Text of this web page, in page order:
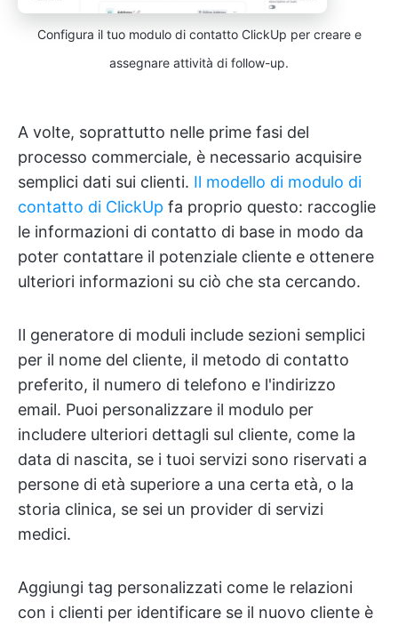
Configura il tuo modulo di contatto ClickUp per creare e
assegnare attività di follow-up.
A volte, soprattutto nelle prime fasi del
processo commerciale, è necessario acquisire
semplici dati sui clienti. Il modello di modulo di
contatto di ClickUp fa proprio questo: raccoglie
le informazioni di contatto di base in modo da
poter contattare il potenziale cliente e ottenere
ulteriori informazioni su ciò che sta cercando.
Il generatore di moduli include sezioni semplici
per il nome del cliente, il metodo di contatto
preferito, il numero di telefono e l'indirizzo
email. Puoi personalizzare il modulo per
includere ulteriori dettagli sul cliente, come la
data di nascita, se i tuoi servizi sono riservati a
persone di età superiore a una certa età, o la
storia clinica, se sei un provider di servizi
medici.
Aggiungi tag personalizzati come le relazioni
con i clienti per identificare se il nuovo cliente è